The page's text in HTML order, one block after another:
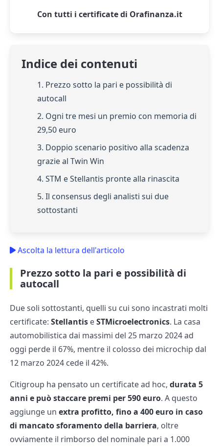
Con tutti i certificate di Orafinanza.it
Indice dei contenuti
1. Prezzo sotto la pari e possibilità di
autocall
2. Ogni tre mesi un premio con memoria di
29,50 euro
3. Doppio scenario positivo alla scadenza
grazie al Twin Win
4. STM e Stellantis pronte alla rinascita
5. Il consensus degli analisti sui due
sottostanti
Ascolta la lettura dell'articolo
Prezzo sotto la pari e possibilità di
autocall
Due soli sottostanti, quelli su cui sono incastrati molti
certificate: Stellantis eSTMicroelectronics. La casa
automobilistica dai massimi del 25 marzo 2024 ad
oggi perde il 67%, mentre il colosso dei microchip dal
12 marzo 2024 cede il 42%.
Citigroup ha pensato un certificate ad hoc, durata 5
anni e può staccare premi per 590 euro. A questo
aggiunge un extra profitto, fino a 400 euro in caso
di mancato sforamento della barriera, oltre
ovviamente il rimborso del nominale pari a 1.000